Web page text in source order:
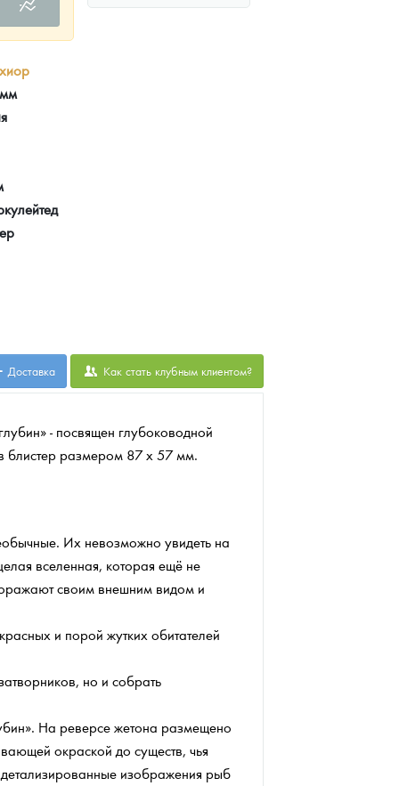
Доставка Как стать клубным клиентом?
- посвящен глубоководной
блистер размером 87 х 57 мм.
Их невозможно увидеть на
вселенная, которая ещё не
своим внешним видом и
и порой жутких обитателей
но и собрать
На реверсе жетона размещено
окраской до существ, чья
изображения рыб